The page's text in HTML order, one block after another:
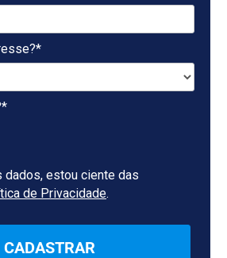
dados, estou ciente das
de Privacidade.
CADASTRAR